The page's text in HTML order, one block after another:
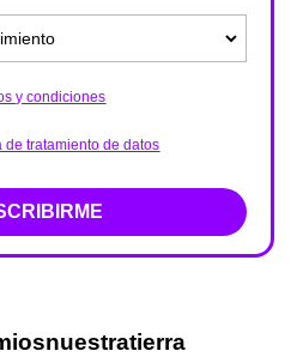
y condiciones
de tratamiento de datos